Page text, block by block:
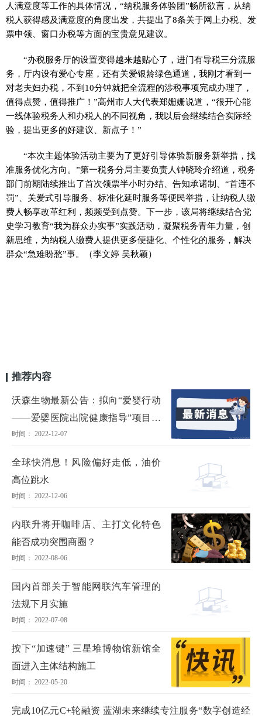
人满意度等工作的具体情况，“纳税服务体验团”畅所欲言，从纳
税人获得感及满意度的角度出发，共提出了8条关于网上办税、发
票申领、窗口办税等方面的宝贵意见建议。
“办税服务厅的设置变得越来越贴心了，进门有导税三分流服
务，厅内设有爱心专座，还有关爱银龄绿色通道，我刚才看到一
对老夫妇办税，不到10分钟就把全流程的涉税事项完成办理了，
值得点赞，值得推广！”高州市人大代表郑姗姗说道，“很开心能
一线体验税务人和办税人的不同视角，我以后会继续结合实际经
验，提出更多的好建议、新点子！”
“本次主题体验活动主要为了更好引导体验新服务新举措，找
准服务优化方向。”第一税务分局主要负责人钟晓玲介绍道，税务
部门前期陆续推出了首次领票半小时办结、告知承诺制、“首违不
罚”、关爱式引导服务、标准化延时服务等便民举措，让纳税人缴
费人畅享改革红利，频频受到点赞。下一步，该局将继续结合党
史学习教育“我为群众办实事”实践活动，凝聚税务青年力量，创
新思维，为纳税人缴费人提供更多便捷化、个性化的服务，解决
群众“急难盼愁”事。（李文婷 吴秋颖）
推荐内容
沃森生物最新公告：拟向“爱婴行动
——爱婴医院出院健康指导”项目捐
赠545万元
时间： 2022-12-07
全球快消息！风险偏好走低，油价
高位跳水
时间： 2022-12-06
内联升将开咖啡店、主打文化特色
能否成功突围商圈？
时间： 2022-08-06
国内首部关于智能网联汽车管理的
法规下月实施
时间： 2022-07-08
按下“加速键” 三星堆博物馆新馆全
面进入主体结构施工
时间： 2022-05-20
完成10亿元C+轮融资 蓝湖未来继续专注服务“数字创造经